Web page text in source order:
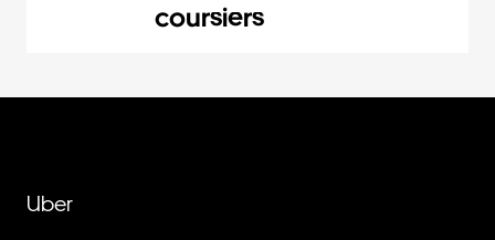
coursiers
Uber